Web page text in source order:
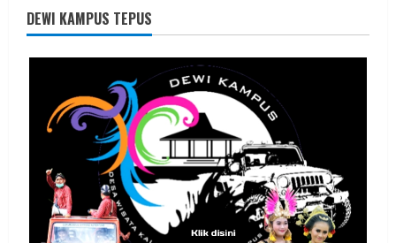
dan
Dokter
dan
DEWI KAMPUS TEPUS